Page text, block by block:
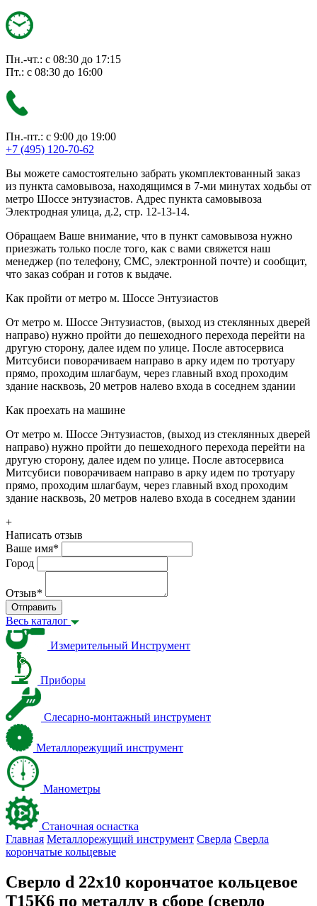
Пн.-чт.: с 08:30 до 17:15
Пт.: с 08:30 до 16:00
Пн.-пт.: с 9:00 до 19:00
+7 (495) 120-70-62
Вы можете самостоятельно забрать укомплектованный заказ
из пункта самовывоза, находящимся в 7-ми минутах ходьбы от
метро Шоссе энтузиастов. Адрес пункта самовывоза
Электродная улица, д.2, стр. 12-13-14.
Обращаем Ваше внимание, что в пункт самовывоза нужно
приезжать только после того, как с вами свяжется наш
менеджер (по телефону, СМС, электронной почте) и сообщит,
что заказ собран и готов к выдаче.
Как пройти от метро м. Шоссе Энтузиастов
От метро м. Шоссе Энтузиастов, (выход из стеклянных дверей
направо) нужно пройти до пешеходного перехода перейти на
другую сторону, далее идем по улице. После автосервиса
Митсубиси поворачиваем направо в арку идем по тротуару
прямо, проходим шлагбаум, через главный вход проходим
здание насквозь, 20 метров налево входа в соседнем здании
Как проехать на машине
От метро м. Шоссе Энтузиастов, (выход из стеклянных дверей
направо) нужно пройти до пешеходного перехода перейти на
другую сторону, далее идем по улице. После автосервиса
Митсубиси поворачиваем направо в арку идем по тротуару
прямо, проходим шлагбаум, через главный вход проходим
здание насквозь, 20 метров налево входа в соседнем здании
+
Написать отзыв
Ваше имя*
Город
Отзыв*
Отправить
Весь каталог
Измерительный Инструмент
Приборы
Слесарно-монтажный инструмент
Металлорежущий инструмент
Манометры
Станочная оснастка
Главная Металлорежущий инструмент Сверла Сверла
корончатые кольцевые
Сверло d 22х10 корончатое кольцевое
Т15К6 по металлу в сборе (сверло